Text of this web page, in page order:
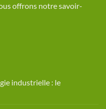
offrons notre savoir-
industrielle : le